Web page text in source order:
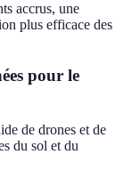
accrus, une
plus efficace des
pour le
de drones et de
du sol et du